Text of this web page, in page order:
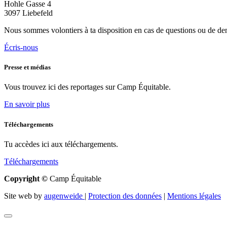
Hohle Gasse 4
3097 Liebefeld
Nous sommes volontiers à ta disposition en cas de questions ou de
Écris-nous
Presse et médias
Vous trouvez ici des reportages sur Camp Équitable.
En savoir plus
Téléchargements
Tu accèdes ici aux téléchargements.
Téléchargements
Copyright © Camp Équitable
Site web by augenweide | Protection des données | Mentions légales